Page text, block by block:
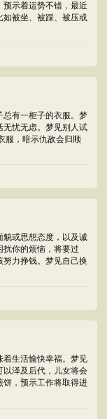
示着运势不错，最近
如被坐、被踩、被压或
总有一柜子的衣服。梦
无忧无虑。梦见别人试
服，暗示仇敌会归顺
貌或思想态度，以及诚
你的烦恼，将要过
力挣钱。梦见自己换
着生活愉快幸福。梦见
以泽及后代，儿女将会
饼，预示工作将取得进